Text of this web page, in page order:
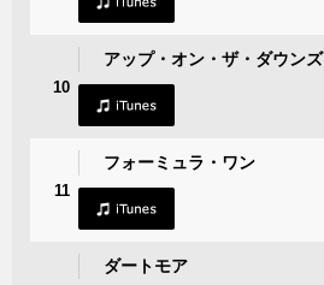
10
アップ・オン・ザ・ダウンズ
11
フォーミュラ・ワン
ダートモア